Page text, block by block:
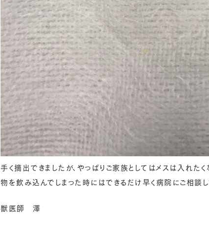
手く摘出できましたが、やっぱりご家族としてはメスは入れた
物を飲み込んでしまった時にはできるだけ早く病院にご相談し
獣医師 澤